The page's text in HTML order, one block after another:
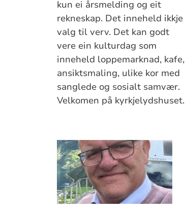
kun ei årsmelding og eit
rekneskap. Det inneheld ikkje
valg til verv. Det kan godt
vere ein kulturdag som
inneheld loppemarknad, kafe,
ansiktsmaling, ulike kor med
sanglede og sosialt samvær.
Velkomen på kyrkjelydshuset.